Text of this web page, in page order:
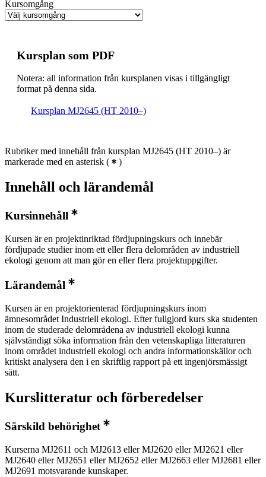
Kursomgång
Kursplan som PDF
Notera: all information från kursplanen visas i tillgängligt
format på denna sida.
Kursplan MJ2645 (HT 2010–)
Rubriker med innehåll från kursplan MJ2645 (HT 2010–) är
markerade med en asterisk ( )
Innehåll och lärandemål
Kursinnehåll
Kursen är en projektinriktad fördjupningskurs och innebär
fördjupade studier inom ett eller flera delområden av industriell
ekologi genom att man gör en eller flera projektuppgifter.
Lärandemål
Kursen är en projektorienterad fördjupningskurs inom
ämnesområdet Industriell ekologi. Efter fullgjord kurs ska studenten
inom de studerade delområdena av industriell ekologi kunna
självständigt söka information från den vetenskapliga litteraturen
inom området industriell ekologi och andra informationskällor och
kritiskt analysera den i en skriftlig rapport på ett ingenjörsmässigt
sätt.
Kurslitteratur och förberedelser
Särskild behörighet
Kurserna MJ2611 och MJ2613 eller MJ2620 eller MJ2621 eller
MJ2640 eller MJ2651 eller MJ2652 eller MJ2663 eller MJ2681 eller
MJ2691 motsvarande kunskaper.